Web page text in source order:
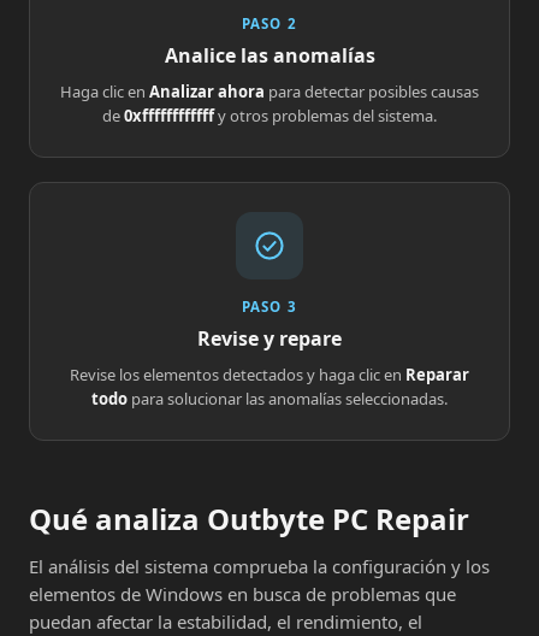
PASO 2
Analice las anomalías
Haga clic en Analizar ahora para detectar posibles causas
de0xffffffffffffy otros problemas del sistema.
PASO 3
Revise y repare
Revise los elementos detectados y haga clic en Reparar
todo para solucionar las anomalías seleccionadas.
Qué analiza Outbyte PC Repair
El análisis del sistema comprueba la configuración y los
elementos de Windows en busca de problemas que
puedan afectar la estabilidad, el rendimiento, el